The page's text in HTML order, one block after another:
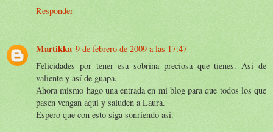
Responder
Martikka 9 de febrero de 2009 a las 17:47
Felicidades por tener esa sobrina preciosa que tienes. Así de
valiente y así de guapa.
Ahora mismo hago una entrada en mi blog para que todos los que
pasen vengan aquí y saluden a Laura.
Espero que con esto siga sonriendo así.